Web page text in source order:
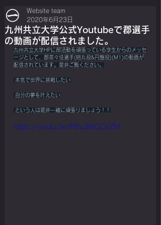
九州共立大学公式Youtubeで郡選手
の動画が配信されました。
Website team
2020年6月23日
九州共立大学HPに部活動を頑張っている学生からのメッセ
ージとして、郡菜々佳選手(砲丸投&円盤投)(M1)の動画が
配信されています。是非ご覧ください。
本気で世界に挑戦したい
自分の夢を叶えたい
という人は是非一緒に頑張りましょう！！
https://youtu.be/P8u3ktQCVZM